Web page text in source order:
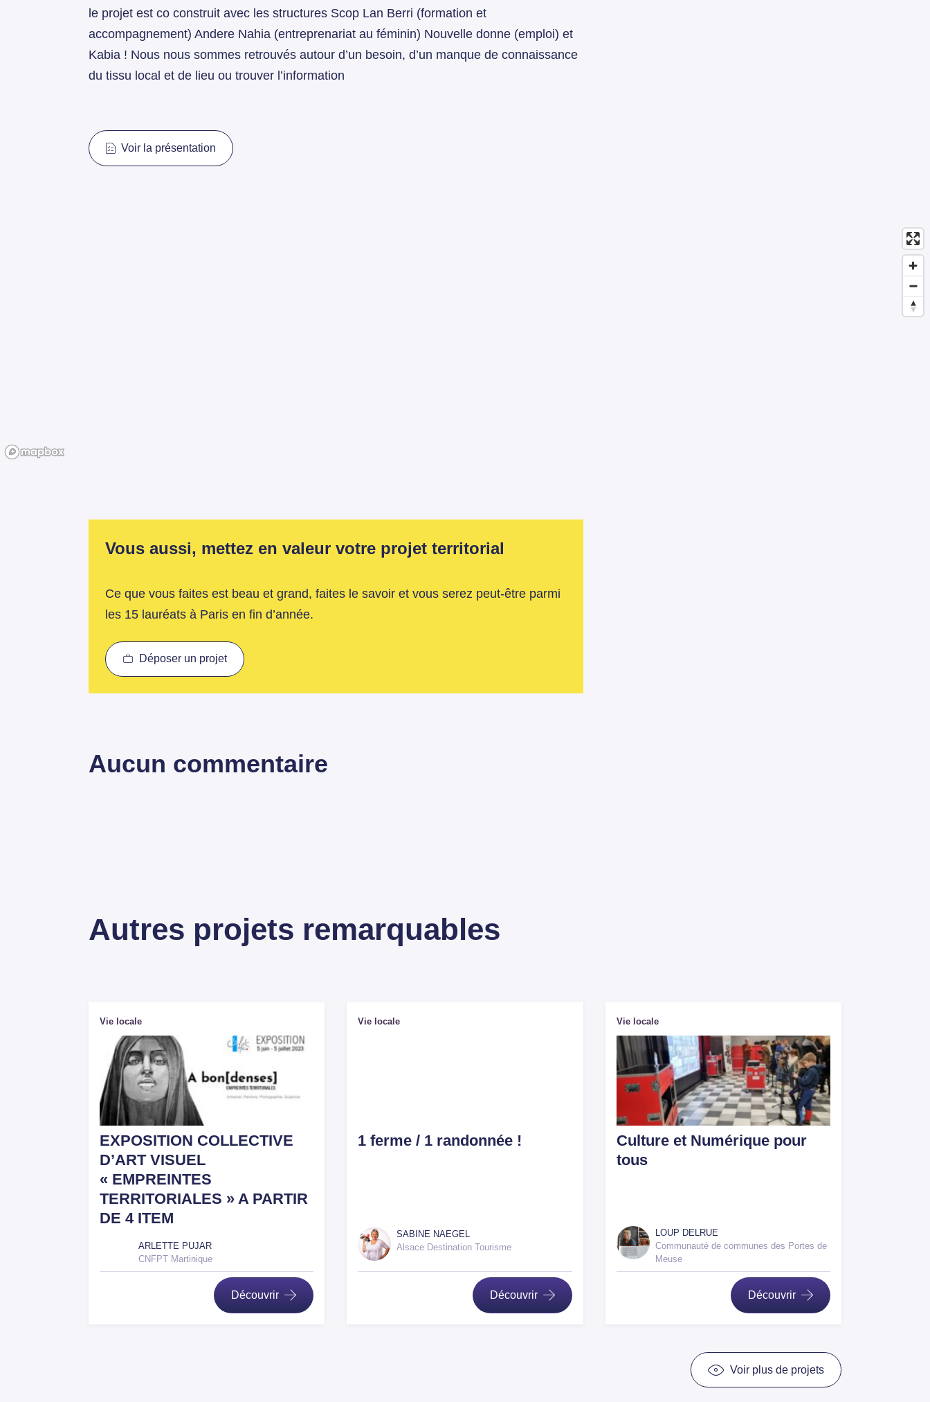
le projet est co construit avec les structures Scop Lan Berri (formation et
accompagnement) Andere Nahia (entreprenariat au féminin) Nouvelle donne (emploi) et
Kabia ! Nous nous sommes retrouvés autour d’un besoin, d’un manque de connaissance
du tissu local et de lieu ou trouver l’information
Voir la présentation
Vous aussi, mettez en valeur votre projet territorial
Ce que vous faites est beau et grand, faites le savoir et vous serez peut-être parmi
les 15 lauréats à Paris en fin d’année.
Déposer un projet
Aucun commentaire
Autres projets remarquables
Vie locale
EXPOSITION COLLECTIVE
D’ART VISUEL
« EMPREINTES
TERRITORIALES » A PARTIR
DE 4 ITEM
ARLETTE PUJAR
CNFPT Martinique
Découvrir
Vie locale
1 ferme / 1 randonnée !
SABINE NAEGEL
Alsace Destination Tourisme
Découvrir
Vie locale
Culture et Numérique pour
tous
LOUP DELRUE
Communauté de communes des Portes de
Meuse
Découvrir
Voir plus de projets